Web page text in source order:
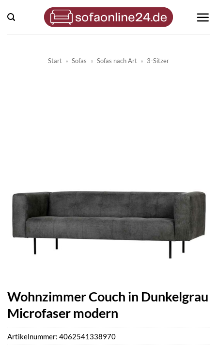
Inhalt
springen
Start » Sofas » Sofas nach Art » 3-Sitzer
Wohnzimmer Couch in Dunkelgrau
Microfaser modern
Artikelnummer: 4062541338970